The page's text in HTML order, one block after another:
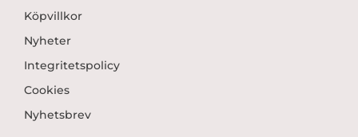
Köpvillkor
Nyheter
Integritetspolicy
Cookies
Nyhetsbrev